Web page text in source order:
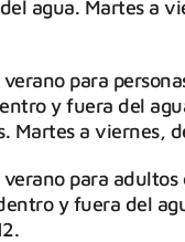
agua. Martes a
para
y fuera del
Martes a viernes,
para adultos
y fuera del